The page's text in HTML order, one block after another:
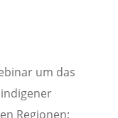
um das
Regionen: